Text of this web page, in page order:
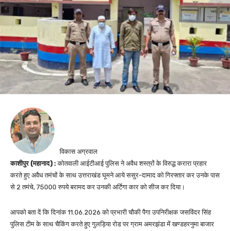
विकास अग्रवाल
काशीपुर (महानाद) :कोतवाली आईटीआई पुलिस ने अवैध शस्त्रों के विरुद्ध करारा प्रहार
करते हुए अवैध तमंचों के साथ उत्तराखंड घूमने आये ससुर-दामाद को गिरफ्तार कर उनके पास
से 2 तमंचे, 75000 रुपये बरामद कर उनकी अर्टिगा कार को सीज कर दिया।
आपको बता दें कि दिनांक 11.06.2026 को प्रभारी चौकी पैगा उपनिरीक्षक जसविंदर सिंह
पुलिस टीम के साथ चैकिंग करते हुए गुलड़िया रोड पर ग्राम अमरझंडा में खण्डहरनुमा बाजार